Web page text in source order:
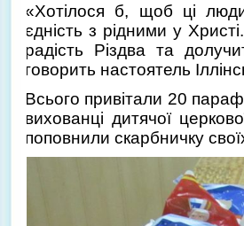
«Хотілося б, щоб ці
єдність з рідними у
радість Різдва та
говорить настоятель
Всього привітали 20
вихованці дитячої
поповнили скарбничку